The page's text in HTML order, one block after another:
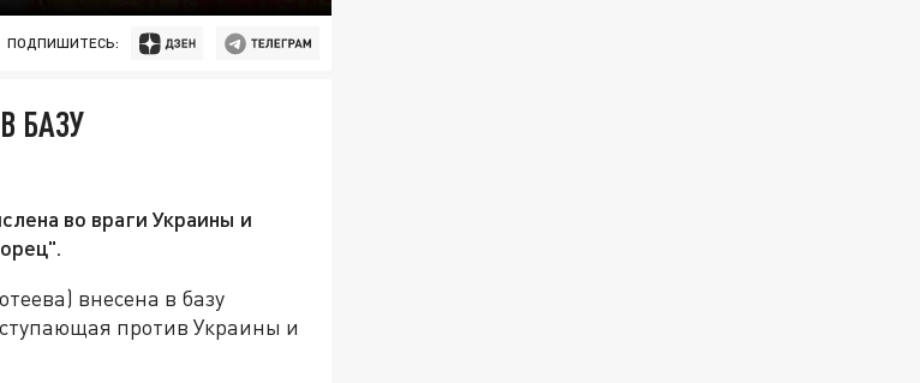
ПОДПИШИТЕСЬ:
БАЗУ
во враги Украины и
внесена в базу
против Украины и